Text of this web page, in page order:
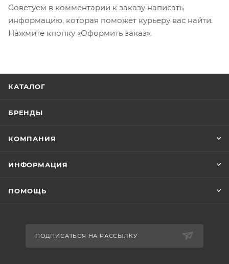
Советуем в комментарии к заказу написать
информацию, которая поможет курьеру вас найти.
Нажмите кнопку «Оформить заказ».
КАТАЛОГ
БРЕНДЫ
КОМПАНИЯ
ИНФОРМАЦИЯ
ПОМОЩЬ
ПОДПИСАТЬСЯ НА РАССЫЛКУ